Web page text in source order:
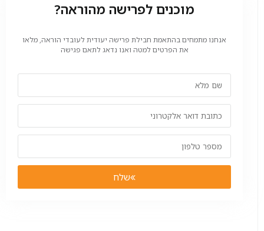
מוכנים לפרישה מהוראה?
אנחנו מתמחים בהתאמת חבילת פרישה יעודית לעובדי הוראה, מלאו
את הפרטים למטה ואנו נדאג לתאם פגישה
שלח